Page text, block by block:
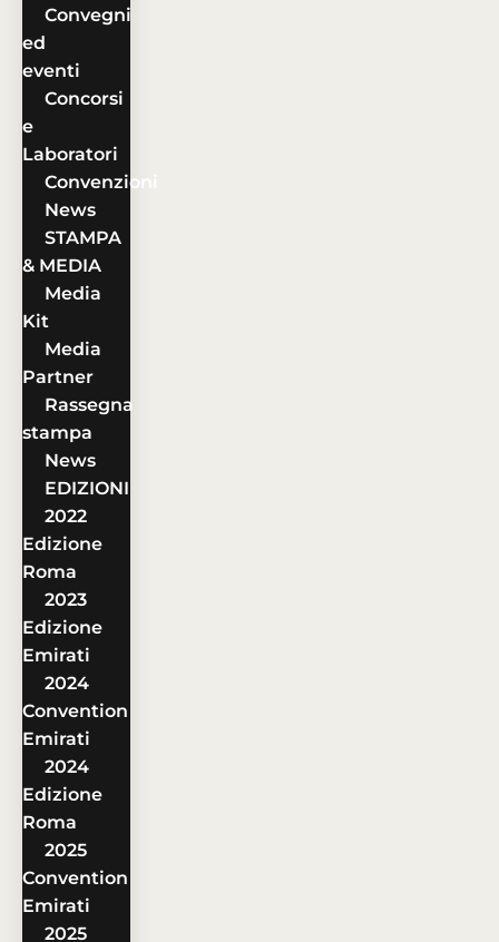
Convegni
ed
eventi
Concorsi
e
Laboratori
Convenzioni
News
STAMPA
& MEDIA
Media
Kit
Media
Partner
Rassegna
stampa
News
EDIZIONI
2022
Edizione
Roma
2023
Edizione
Emirati
2024
Convention
Emirati
2024
Edizione
Roma
2025
Convention
Emirati
2025